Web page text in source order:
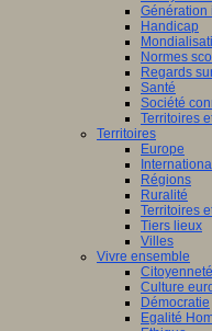
Génération
Handicap
Normes
Regards
Santé
Société
Territoires
Territoires
Europe
International
Régions
Ruralité
Territoires
Tiers lieux
Villes
Vivre ensemble
Citoyenneté
Culture
Démocratie
Egalité